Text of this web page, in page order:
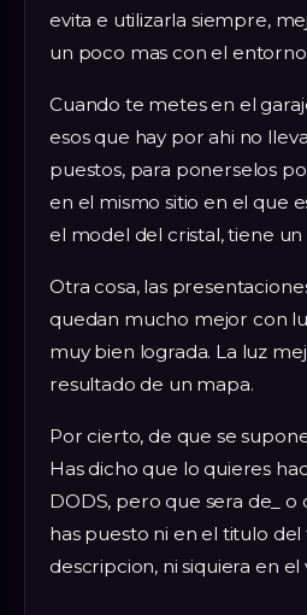
evita e utilizarla siempre,
un poco mas con el
Cuando te metes en el
esos que hay por ahi no
puestos, para ponerselos
en el mismo sitio en el que
el model del cristal, tiene
Otra cosa, las
quedan mucho mejor con
muy bien lograda. La luz
resultado de un mapa.
Por cierto, de que se
Has dicho que lo quieres
DODS, pero que sera de_ o
has puesto ni en el titulo del
descripcion, ni siquiera en el